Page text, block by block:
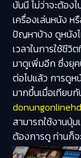
บันนี้ ไม่ว่าจะต้อง
เครื่องเล่นหนัง ห
ปัญหาบ้าง ดูหนังไ
เวลาในการใช้ชีวิ
มาดูเพิ่มอีก ซึ่งยุ
ต่อไปแล้ว การดูห
มากขึ้นเมื่อเทียบกั
สามารถใช้งานปุ่
ต้องการดู ท่านก็จ